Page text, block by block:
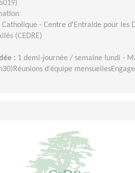
Catholique - Centre d'Entraide pour les
(CEDRE)
: 1 demi-journée / semaine lundi -
d’équipe